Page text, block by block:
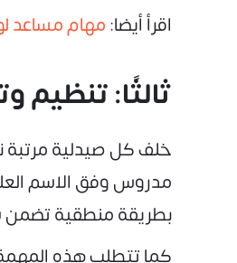
اقرأ أيضا:مهام مساعد
ثالثًا: تنظيم
خلف كل صيدلية مرتبة
مدروس وفق الاسم
بطريقة منطقية تضمن
كما تتطلب هذه المهمة